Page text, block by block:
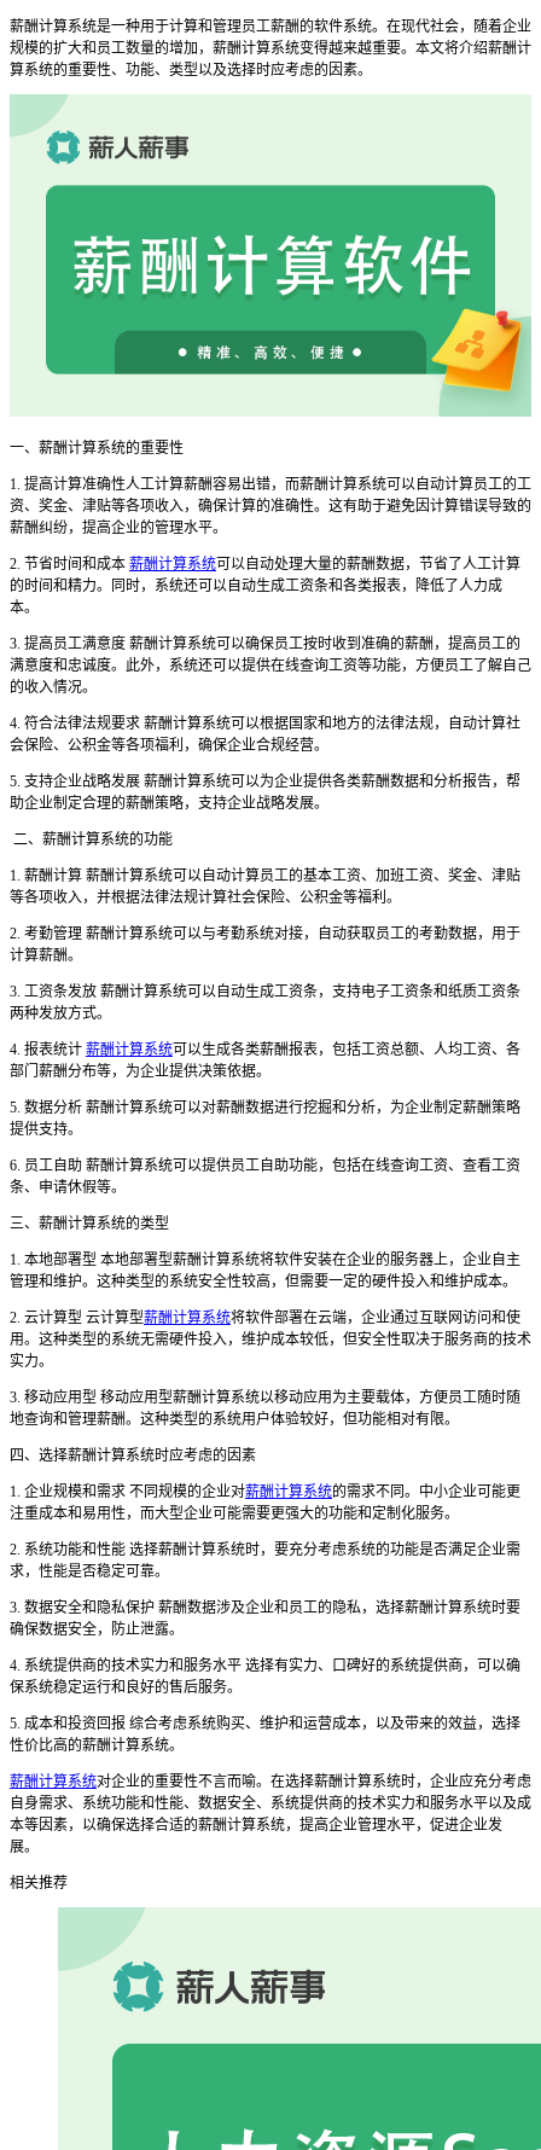
薪酬计算系统是一种用于计算和管理员工薪酬的软件系统。在现代社会，随着企业
规模的扩大和员工数量的增加，薪酬计算系统变得越来越重要。本文将介绍薪酬计
算系统的重要性、功能、类型以及选择时应考虑的因素。
一、薪酬计算系统的重要性
1. 提高计算准确性人工计算薪酬容易出错，而薪酬计算系统可以自动计算员工的工
资、奖金、津贴等各项收入，确保计算的准确性。这有助于避免因计算错误导致的
薪酬纠纷，提高企业的管理水平。
2. 节省时间和成本 薪酬计算系统可以自动处理大量的薪酬数据，节省了人工计算
的时间和精力。同时，系统还可以自动生成工资条和各类报表，降低了人力成
本。
3. 提高员工满意度 薪酬计算系统可以确保员工按时收到准确的薪酬，提高员工的
满意度和忠诚度。此外，系统还可以提供在线查询工资等功能，方便员工了解自己
的收入情况。
4. 符合法律法规要求 薪酬计算系统可以根据国家和地方的法律法规，自动计算社
会保险、公积金等各项福利，确保企业合规经营。
5. 支持企业战略发展 薪酬计算系统可以为企业提供各类薪酬数据和分析报告，帮
助企业制定合理的薪酬策略，支持企业战略发展。
二、薪酬计算系统的功能
1. 薪酬计算 薪酬计算系统可以自动计算员工的基本工资、加班工资、奖金、津贴
等各项收入，并根据法律法规计算社会保险、公积金等福利。
2. 考勤管理 薪酬计算系统可以与考勤系统对接，自动获取员工的考勤数据，用于
计算薪酬。
3. 工资条发放 薪酬计算系统可以自动生成工资条，支持电子工资条和纸质工资条
两种发放方式。
4. 报表统计 薪酬计算系统可以生成各类薪酬报表，包括工资总额、人均工资、各
部门薪酬分布等，为企业提供决策依据。
5. 数据分析 薪酬计算系统可以对薪酬数据进行挖掘和分析，为企业制定薪酬策略
提供支持。
6. 员工自助 薪酬计算系统可以提供员工自助功能，包括在线查询工资、查看工资
条、申请休假等。
三、薪酬计算系统的类型
1. 本地部署型 本地部署型薪酬计算系统将软件安装在企业的服务器上，企业自主
管理和维护。这种类型的系统安全性较高，但需要一定的硬件投入和维护成本。
2. 云计算型 云计算型薪酬计算系统将软件部署在云端，企业通过互联网访问和使
用。这种类型的系统无需硬件投入，维护成本较低，但安全性取决于服务商的技术
实力。
3. 移动应用型 移动应用型薪酬计算系统以移动应用为主要载体，方便员工随时随
地查询和管理薪酬。这种类型的系统用户体验较好，但功能相对有限。
四、选择薪酬计算系统时应考虑的因素
1. 企业规模和需求 不同规模的企业对薪酬计算系统的需求不同。中小企业可能更
注重成本和易用性，而大型企业可能需要更强大的功能和定制化服务。
2. 系统功能和性能 选择薪酬计算系统时，要充分考虑系统的功能是否满足企业需
求，性能是否稳定可靠。
3. 数据安全和隐私保护 薪酬数据涉及企业和员工的隐私，选择薪酬计算系统时要
确保数据安全，防止泄露。
4. 系统提供商的技术实力和服务水平 选择有实力、口碑好的系统提供商，可以确
保系统稳定运行和良好的售后服务。
5. 成本和投资回报 综合考虑系统购买、维护和运营成本，以及带来的效益，选择
性价比高的薪酬计算系统。
薪酬计算系统对企业的重要性不言而喻。在选择薪酬计算系统时，企业应充分考虑
自身需求、系统功能和性能、数据安全、系统提供商的技术实力和服务水平以及成
本等因素，以确保选择合适的薪酬计算系统，提高企业管理水平，促进企业发
展。
相关推荐